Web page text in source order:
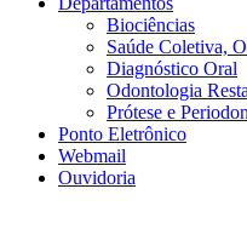
Biociências
Saúde Coletiva,
Diagnóstico Oral
Odontologia
Prótese e
Ponto Eletrônico
Webmail
Ouvidoria